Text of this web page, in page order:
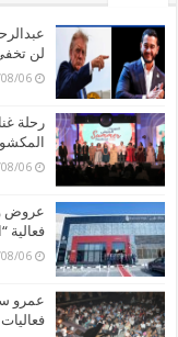
لن
2026/08/06
رحلة
2026/08/06
عروض
فعالية
2026/08/06
عمرو
فعاليات